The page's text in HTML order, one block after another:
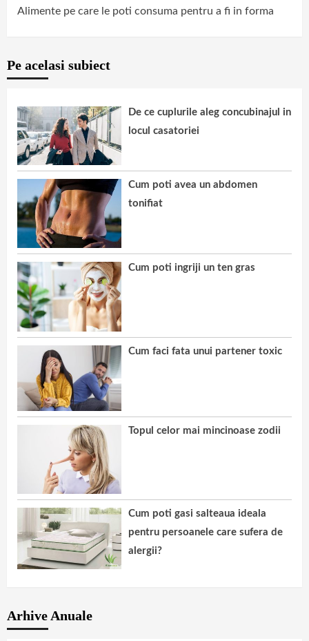
Alimente pe care le poti consuma pentru a fi in forma
Pe acelasi subiect
De ce cuplurile aleg concubinajul in
locul casatoriei
Cum poti avea un abdomen
tonifiat
Cum poti ingriji un ten gras
Cum faci fata unui partener toxic
Topul celor mai mincinoase zodii
Cum poti gasi salteaua ideala
pentru persoanele care sufera de
alergii?
Arhive Anuale